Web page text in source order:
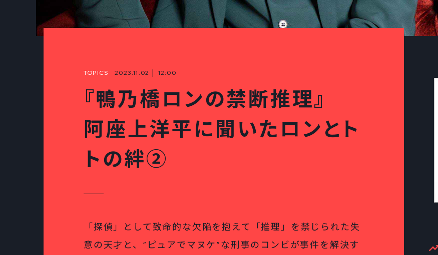
TOPICS 2023.11.02 │ 12:00
『鴨乃橋ロンの禁断推理』
阿座上洋平に聞いたロンとト
トの絆②
「探偵」として致命的な欠陥を抱えて「推理」を禁じられた失
意の天才と、“ピュアでマヌケ”な刑事のコンビが事件を解決す